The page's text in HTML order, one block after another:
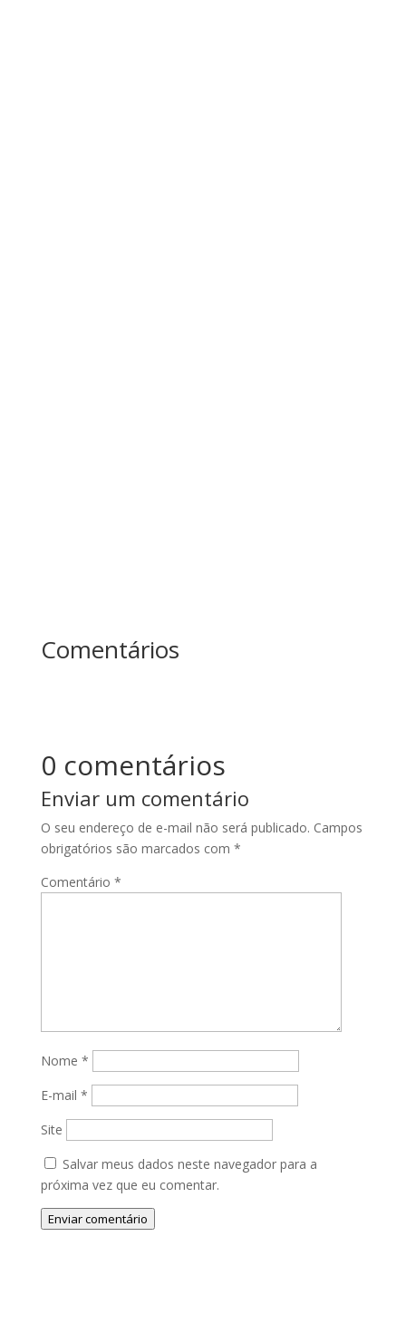
Comentários
0 comentários
Enviar um comentário
O seu endereço de e-mail não será publicado. Campos
obrigatórios são marcados com *
Comentário *
Nome *
E-mail *
Site
Salvar meus dados neste navegador para a
próxima vez que eu comentar.
Enviar comentário